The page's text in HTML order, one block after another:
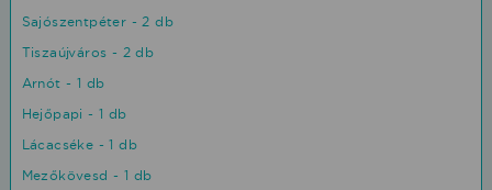
Sajószentpéter - 2 db
Tiszaújváros - 2 db
Arnót - 1 db
Hejőpapi - 1 db
Lácacséke - 1 db
Mezőkövesd - 1 db